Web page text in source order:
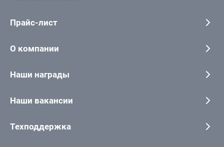
Прайс-лист
О компании
Наши награды
Наши вакансии
Техподдержка